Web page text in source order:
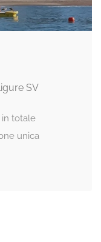
SV
in totale
unica